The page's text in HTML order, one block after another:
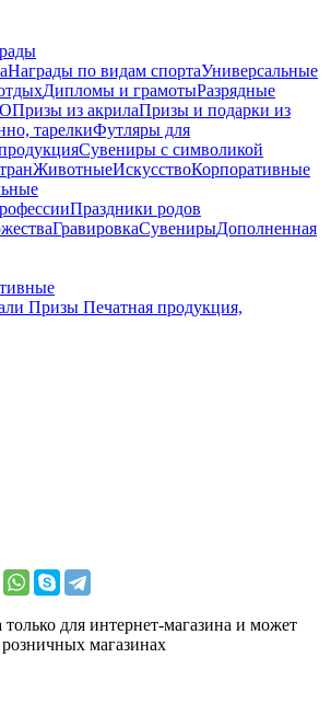
Награды по видам спортаУниверсальные
Дипломы и грамотыРазрядные
Призы из акрилаПризы и подарки из
тарелкиФутляры для
Сувениры с символикой
ЖивотныеИскусствоКорпоративные
Праздники родов
ГравировкаСувенирыДополненная
Призы Печатная продукция,
для интернет-магазина и может
магазинах